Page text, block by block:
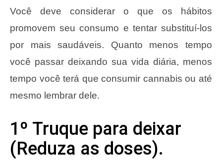
Você deve considerar o que os hábitos
promovem seu consumo e tentar substituí-los
por mais saudáveis. Quanto menos tempo
você passar deixando sua vida diária, menos
tempo você terá que consumir cannabis ou até
mesmo lembrar dele.
1º Truque para deixar
(Reduza as doses).